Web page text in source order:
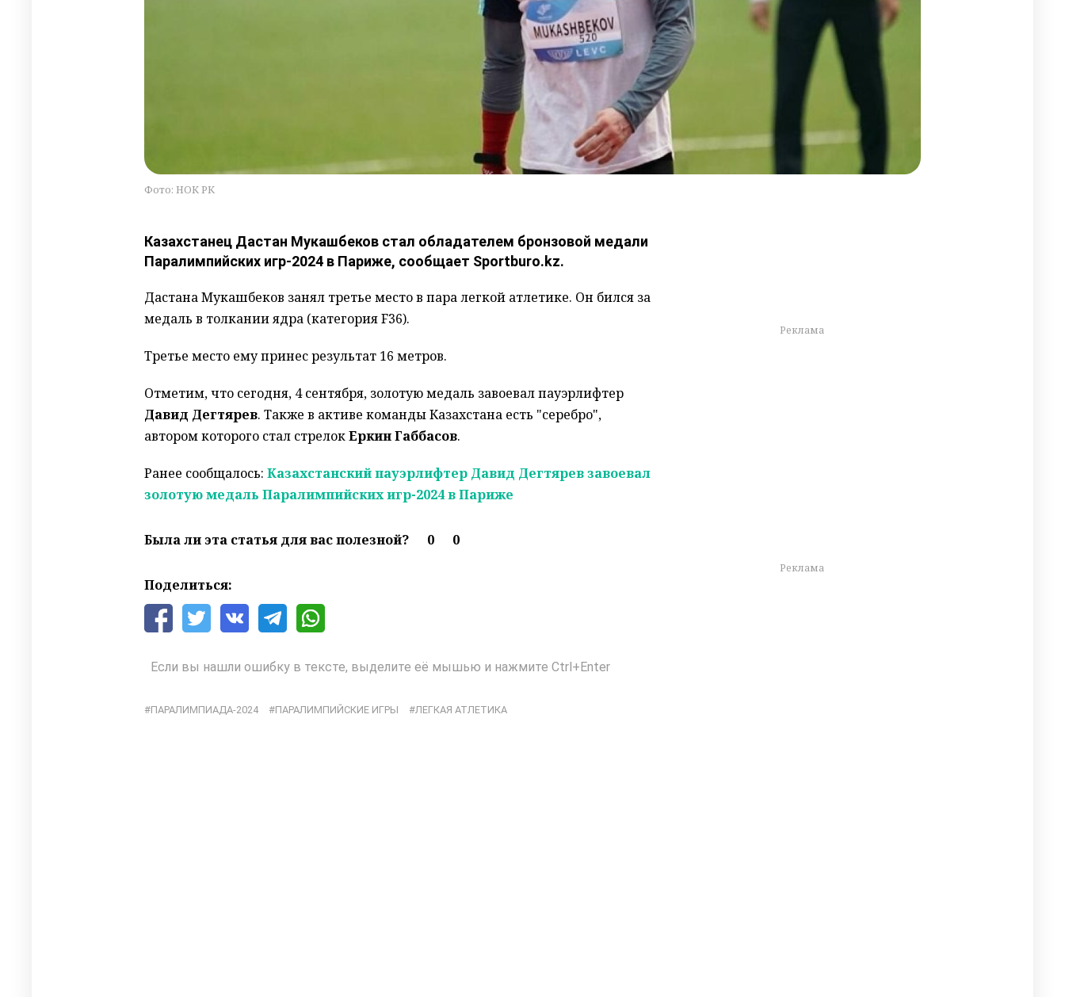
Фото: НОК РК
Казахстанец Дастан Мукашбеков стал обладателем бронзовой медали
Паралимпийских игр-2024 в Париже, сообщает Sportburo.kz.
Дастана Мукашбеков занял третье место в пара легкой атлетике. Он бился за
медаль в толкании ядра (категория F36).
Третье место ему принес результат 16 метров.
Отметим, что сегодня, 4 сентября, золотую медаль завоевал пауэрлифтер
Давид Дегтярев. Также в активе команды Казахстана есть "серебро",
автором которого стал стрелокЕркин Габбасов.
Ранее сообщалось: Казахстанский пауэрлифтер Давид Дегтярев завоевал
золотую медаль Паралимпийских игр-2024 в Париже
Была ли эта статья для вас полезной? 0 0
Поделиться:
Если вы нашли ошибку в тексте, выделите её мышью и нажмите Ctrl+Enter
ПАРАЛИМПИАДА-2024 ПАРАЛИМПИЙСКИЕ ИГРЫ ЛЕГКАЯ АТЛЕТИКА